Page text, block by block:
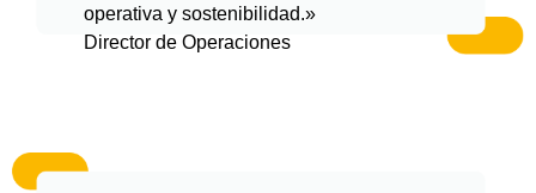
operativa y sostenibilidad.»
Director de Operaciones